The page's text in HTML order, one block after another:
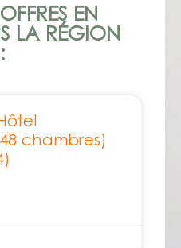
EN
LA RÉGION
:
chambres)